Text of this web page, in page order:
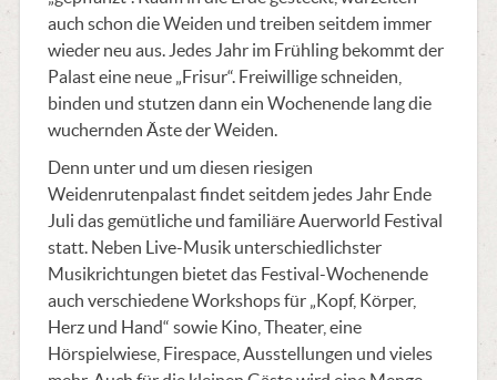
auch schon die Weiden und treiben seitdem immer
wieder neu aus. Jedes Jahr im Frühling bekommt der
Palast eine neue „Frisur“. Freiwillige schneiden,
binden und stutzen dann ein Wochenende lang die
wuchernden Äste der Weiden.
Denn unter und um diesen riesigen
Weidenrutenpalast findet seitdem jedes Jahr Ende
Juli das gemütliche und familiäre Auerworld Festival
statt. Neben Live-Musik unterschiedlichster
Musikrichtungen bietet das Festival-Wochenende
auch verschiedene Workshops für „Kopf, Körper,
Herz und Hand“ sowie Kino, Theater, eine
Hörspielwiese, Firespace, Ausstellungen und vieles